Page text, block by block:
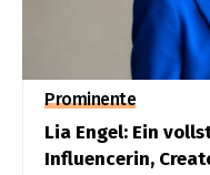
Prominente
Lia Engel: Ein
Influencerin,